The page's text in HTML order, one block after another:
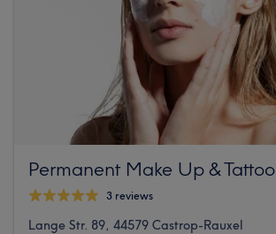
Permanent Make Up & Tattoo
3 reviews
Lange Str. 89, 44579 Castrop-Rauxel